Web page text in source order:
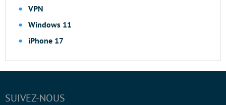
VPN
Windows 11
iPhone 17
SUIVEZ-NOUS